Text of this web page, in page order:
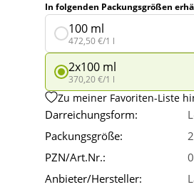
In folgenden Packungsgrößen
100 ml
472,50 €/1 l
2x100 ml
370,20 €/1 l
Zu meiner Favoriten-Liste
Darreichungsform:
Packungsgröße:
PZN/Art.Nr.:
Anbieter/Hersteller: